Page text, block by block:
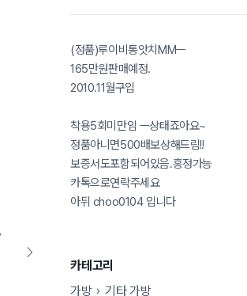
(정품)루이비통앗치MMㅡ
165만원판매예정.
2010.11월구입
착용5회미만임 ㅡ상태죠아요~
정품아니면500배보상해드림!!
보증서도포함되어있음.흥정가능
카톡으로연락주세요
아뒤 choo0104 입니다
카테고리
가방
기타 가방